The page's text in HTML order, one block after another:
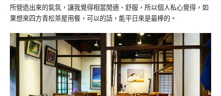
所營造出來的氣氛，讓我覺得相當閒適、舒服，所以個人私心覺得，如
果想來四方青松茶屋用餐，可以的話，能平日來是最棒的。